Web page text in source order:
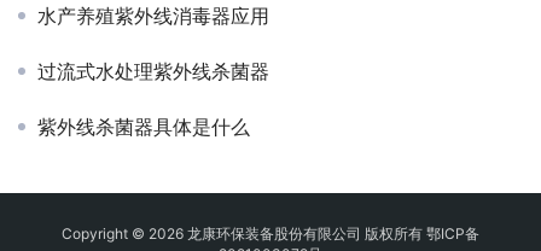
水产养殖紫外线消毒器应用
过流式水处理紫外线杀菌器
紫外线杀菌器具体是什么
Copyright © 2026 龙康环保装备股份有限公司 版权所有 鄂ICP备